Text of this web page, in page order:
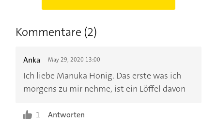
Kommentare (2)
Anka May 29, 2020 13:00
Ich liebe Manuka Honig. Das erste was ich
morgens zu mir nehme, ist ein Löffel davon
1 Antworten